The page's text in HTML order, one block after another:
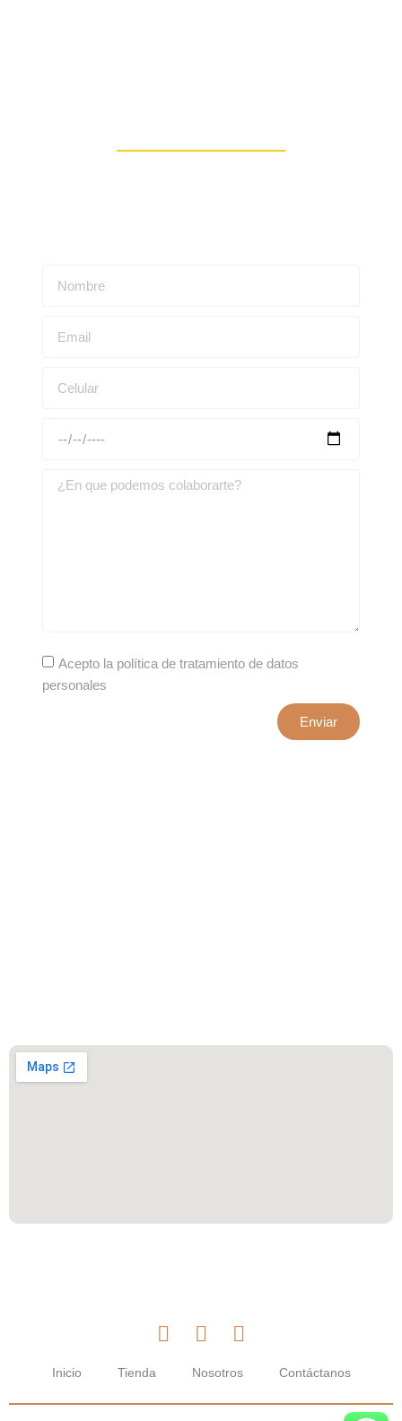
Acepto la política de tratamiento de datos
personales
Enviar
Inicio Tienda Nosotros Contáctanos